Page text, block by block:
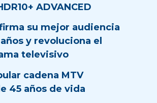
ADVANCED
firma su mejor audiencia
y revoluciona el
televisivo
cadena MTV
45 años de vida